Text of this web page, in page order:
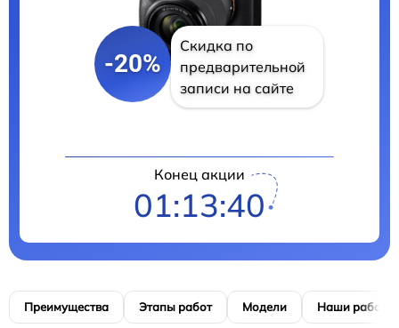
-20%
Скидка по
предварительной
записи на сайте
Конец акции
01:13:39
Преимущества Этапы работ Модели Наши работы